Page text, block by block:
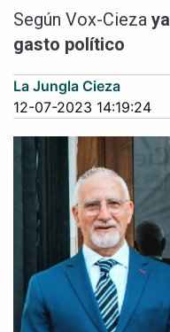
Según Vox-Cieza
gasto político
La Jungla Cieza
12-07-2023 14:19:24